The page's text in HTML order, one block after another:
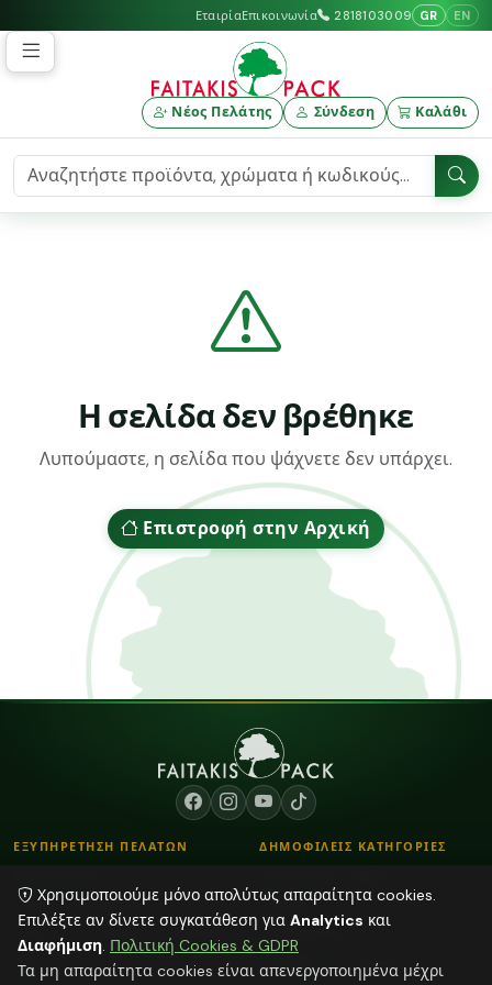
ΕταιρίαΕπικοινωνία 2818103009 GR EN
Νέος Πελάτης Σύνδεση Καλάθι
Η σελίδα δεν βρέθηκε
Λυπούμαστε, η σελίδα που ψάχνετε δεν υπάρχει.
Επιστροφή στην Αρχική
ΕΞΥΠΗΡΕΤΗΣΗ ΠΕΛΑΤΩΝ
Τρόποι Παραγγελίας
Τρόποι Αποστολής & Πληρωμής
Blog
ΔΗΜΟΦΙΛΕΙΣ ΚΑΤΗΓΟΡΙΕΣ
Κορδόνια
Αποξηραμένα φυτά
Plexiglass Διακοσμητικά
Χρησιμοποιούμε μόνο απολύτως απαραίτητα cookies.
Επιλέξτε αν δίνετε συγκατάθεση για Analytics και
Διαφήμιση. Πολιτική Cookies & GDPR
Τα μη απαραίτητα cookies είναι απενεργοποιημένα μέχρι